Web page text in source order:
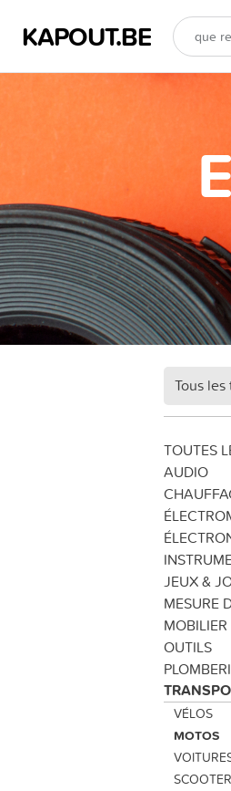
KAPOUT.BE
Tous
TOUTES
AUDIO
JEUX &
MESURE
MOBILIER
OUTILS
VÉLOS
MOTOS